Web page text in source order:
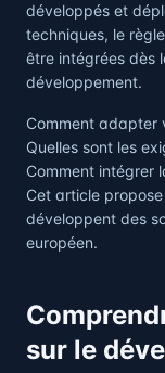
développés et
techniques, le
être intégrées dès
développement.
Comment adapter
Quelles sont les
Comment intégrer
Cet article
développent des
européen.
sur le